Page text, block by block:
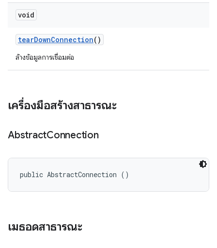
void
tearDownConnection()
ล้างข้อมูลการเชื่อมต่อ
เครื่องมือสร้างสาธารณะ
AbstractConnection
public AbstractConnection ()
เมธอดสาธารณะ